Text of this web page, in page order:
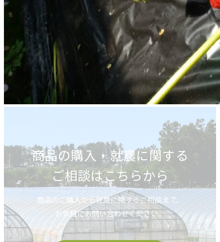
商品の購入・就農に関する
ご相談はこちらから
商品のご購入から就農に関するご相談まで、
お気軽にお問い合わせください。